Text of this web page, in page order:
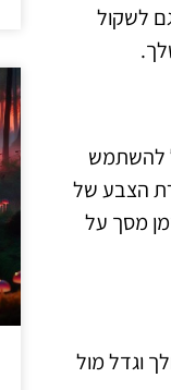
לשקול
להשתמש
הצבע של
מסך על
וגדל מול